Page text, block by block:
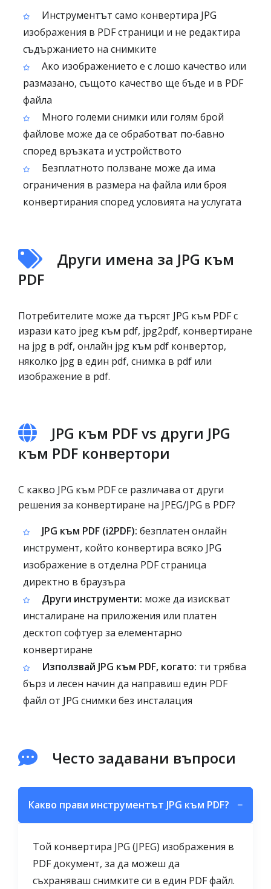
Инструментът само конвертира JPG
изображения в PDF страници и не редактира
съдържанието на снимките
Ако изображението е с лошо качество или
размазано, същото качество ще бъде и в PDF
файла
Много големи снимки или голям брой
файлове може да се обработват по‑бавнo
според връзката и устройството
Безплатното ползване може да има
ограничения в размера на файла или броя
конвертирания според условията на услугата
Други имена за JPG към
PDF
Потребителите може да търсят JPG към PDF с
изрази като jpeg към pdf, jpg2pdf, конвертиране
на jpg в pdf, онлайн jpg към pdf конвертор,
няколко jpg в един pdf, снимка в pdf или
изображение в pdf.
JPG към PDF vs други JPG
към PDF конвертори
С какво JPG към PDF се различава от други
решения за конвертиране на JPEG/JPG в PDF?
JPG към PDF (i2PDF): безплатен онлайн
инструмент, който конвертира всяко JPG
изображение в отделна PDF страница
директно в браузъра
Други инструменти: може да изискват
инсталиране на приложения или платен
десктоп софтуер за елементарно
конвертиране
Използвай JPG към PDF, когато: ти трябва
бърз и лесен начин да направиш един PDF
файл от JPG снимки без инсталация
Често задавани въпроси
Какво прави инструментът JPG към PDF? −
Той конвертира JPG (JPEG) изображения в
PDF документ, за да можеш да
съхраняваш снимките си в един PDF файл.